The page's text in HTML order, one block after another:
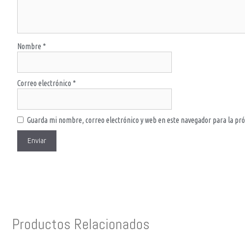
Nombre *
Correo electrónico *
Guarda mi nombre, correo electrónico y web en este navegador para la
Productos Relacionados